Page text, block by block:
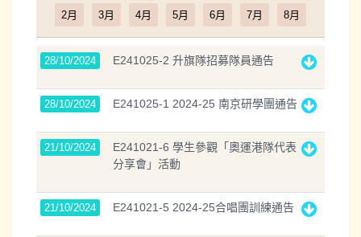
2月 3月 4月 5月 6月 7月 8月
28/10/2024 E241025-2 升旗隊招募隊員通告
28/10/2024 E241025-1 2024-25 南京研學團通告
21/10/2024
E241021-6 學生參觀「奧運港隊代表
分享會」活動
21/10/2024 E241021-5 2024-25合唱團訓練通告